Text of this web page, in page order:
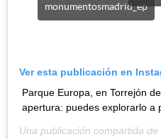
monumentosmadrid_ep
Ver esta publicación en
Parque Europa, en Torrejón
apertura: puedes explorarlo a
Una publicación compartida de